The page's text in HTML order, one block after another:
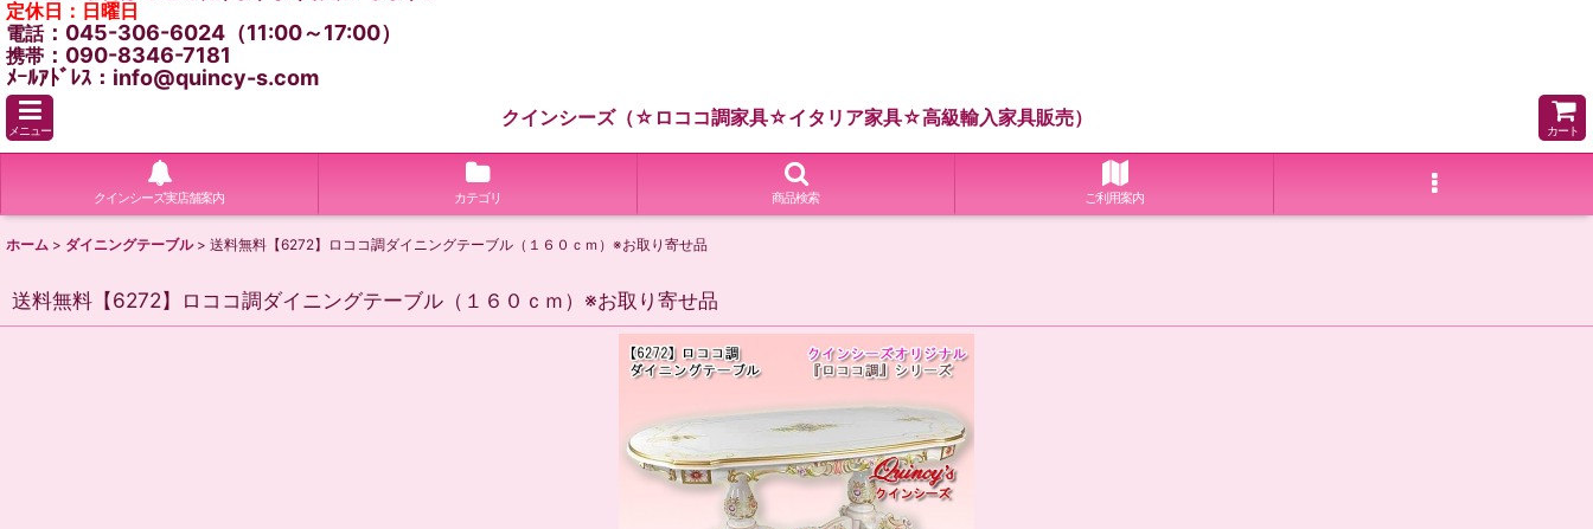
定休日：日曜日
電話：045-306-6024（11:00～17:00）
携帯 ：090-8346-7181
ﾒｰﾙｱﾄﾞﾚｽ：info@quincy-s.com
メニュー
クインシーズ（☆ロココ調家具☆イタリア家具☆高級輸入家具販売）
カート
クインシーズ実店舗案内 カテゴリ 商品検索 ご利用案内
ホーム > ダイニングテーブル > 送料無料【6272】ロココ調ダイニングテーブル（１６０ｃｍ）※お取り寄せ品
送料無料【6272】ロココ調ダイニングテーブル（１６０ｃｍ）※お取り寄せ品